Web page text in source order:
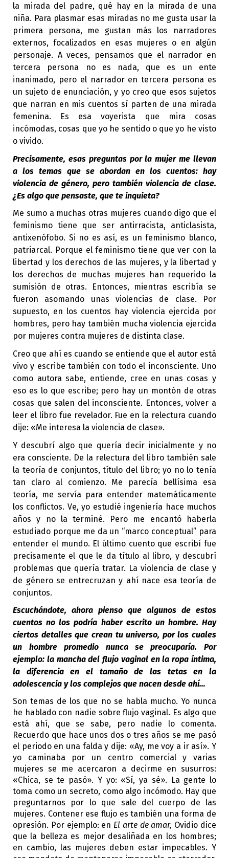
la mirada del padre, qué hay en la mirada de una
niña. Para plasmar esas miradas no me gusta usar la
primera persona, me gustan más los narradores
externos, focalizados en esas mujeres o en algún
personaje. A veces, pensamos que el narrador en
tercera persona no es nada, que es un ente
inanimado, pero el narrador en tercera persona es
un sujeto de enunciación, y yo creo que esos sujetos
que narran en mis cuentos sí parten de una mirada
femenina. Es esa voyerista que mira cosas
incómodas, cosas que yo he sentido o que yo he visto
o vivido.
Precisamente, esas preguntas por la mujer me llevan
a los temas que se abordan en los cuentos: hay
violencia de género, pero también violencia de clase.
¿Es algo que pensaste, que te inquieta?
Me sumo a muchas otras mujeres cuando digo que el
feminismo tiene que ser antirracista, anticlasista,
antixenófobo. Si no es así, es un feminismo blanco,
patriarcal. Porque el feminismo tiene que ver con la
libertad y los derechos de las mujeres, y la libertad y
los derechos de muchas mujeres han requerido la
sumisión de otras. Entonces, mientras escribía se
fueron asomando unas violencias de clase. Por
supuesto, en los cuentos hay violencia ejercida por
hombres, pero hay también mucha violencia ejercida
por mujeres contra mujeres de distinta clase.
Creo que ahí es cuando se entiende que el autor está
vivo y escribe también con todo el inconsciente. Uno
como autora sabe, entiende, cree en unas cosas y
eso es lo que escribe; pero hay un montón de otras
cosas que salen del inconsciente. Entonces, volver a
leer el libro fue revelador. Fue en la relectura cuando
dije: «Me interesa la violencia de clase».
Y descubrí algo que quería decir inicialmente y no
era consciente. De la relectura del libro también sale
la teoría de conjuntos, título del libro; yo no lo tenía
tan claro al comienzo. Me parecía bellísima esa
teoría, me servía para entender matemáticamente
los conflictos. Ve, yo estudié ingeniería hace muchos
años y no la terminé. Pero me encantó haberla
estudiado porque me da un “marco conceptual” para
entender el mundo. El último cuento que escribí fue
precisamente el que le da título al libro, y descubrí
problemas que quería tratar. La violencia de clase y
de género se entrecruzan y ahí nace esa teoría de
conjuntos.
Escuchándote, ahora pienso que algunos de estos
cuentos no los podría haber escrito un hombre. Hay
ciertos detalles que crean tu universo, por los cuales
un hombre promedio nunca se preocuparía. Por
ejemplo: la mancha del flujo vaginal en la ropa íntima,
la diferencia en el tamaño de las tetas en la
adolescencia y los complejos que nacen desde ahí…
Son temas de los que no se habla mucho. Yo nunca
he hablado con nadie sobre flujo vaginal. Es algo que
está ahí, que se sabe, pero nadie lo comenta.
Recuerdo que hace unos dos o tres años se me pasó
el periodo en una falda y dije: «Ay, me voy a ir así». Y
yo caminaba por un centro comercial y varias
mujeres se me acercaron a decirme en susurros:
«Chica, se te pasó». Y yo: «Sí, ya sé». La gente lo
toma como un secreto, como algo incómodo. Hay que
preguntarnos por lo que sale del cuerpo de las
mujeres. Contener ese flujo es también una forma de
opresión. Por ejemplo: en El arte de amar, Ovidio dice
que la belleza es mejor desaliñada en los hombres;
en cambio, las mujeres deben estar impecables. Y